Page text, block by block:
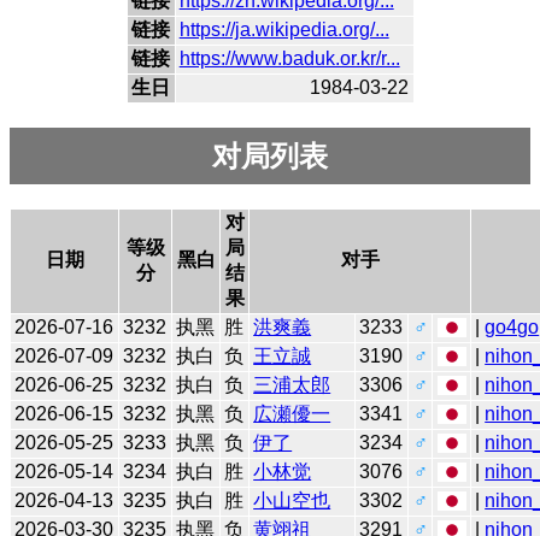
链接 https://ja.wikipedia.org/...
链接 https://www.baduk.or.kr/r...
生日
1984-03-22
对局列表
日期
等级
分
黑白
对
局
结
果
对手
2026-07-16 3232 执黑 胜 洪爽義 3233 ♂ |go4go
2026-07-09 3232 执白 负 王立誠 3190 ♂
2026-06-25 3232 执白 负 三浦太郎 3306 ♂
2026-06-15 3232 执黑 负 広瀬優一 3341 ♂
2026-05-25 3233 执黑 负 伊了 3234 ♂
2026-05-14 3234 执白 胜 小林觉 3076 ♂
2026-04-13 3235 执白 胜 小山空也 3302 ♂
2026-03-30 3235 执黑 负 黄翊祖 3291 ♂